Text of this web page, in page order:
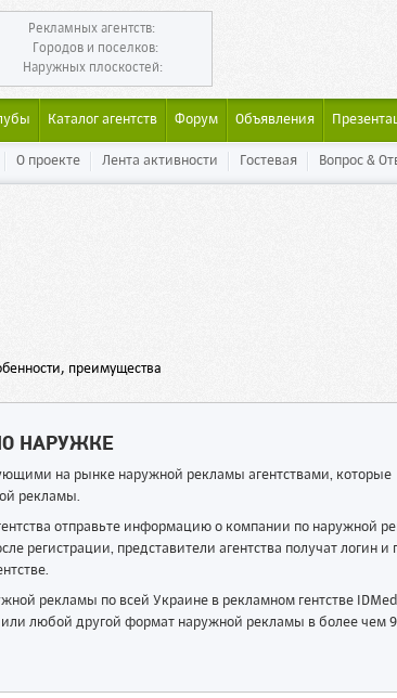
Рекламных агентств:
Городов и поселков:
Наружных плоскостей:
Каталог агентств Форум Объявления
О проекте Лента активности Гостевая Вопрос &
преимущества
НАРУЖКЕ
на рынке наружной рекламы агентствами, которые
рекламы.
отправьте информацию о компании по наружной
регистрации, представители агентства получат логин и
рекламы по всей Украине в рекламном гентстве
любой другой формат наружной рекламы в более чем